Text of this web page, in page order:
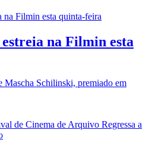
na Filmin esta
Mascha Schilinski, premiado em